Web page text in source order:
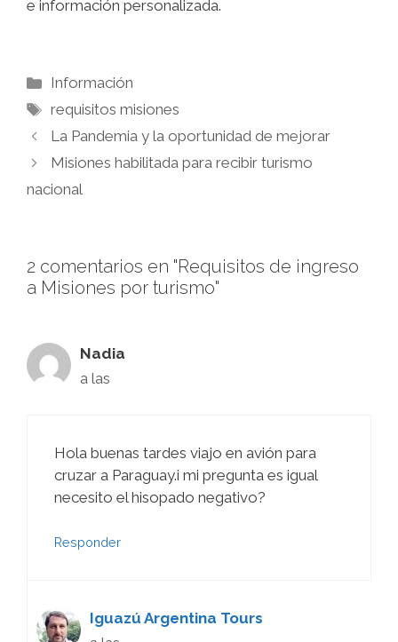
e información personalizada.
Información
requisitos misiones
La Pandemia y la oportunidad de mejorar
Misiones habilitada para recibir turismo
nacional
2 comentarios en "Requisitos de ingreso
a Misiones por turismo"
Nadia
a las
Hola buenas tardes viajo en avión para
cruzar a Paraguay.i mi pregunta es igual
necesito el hisopado negativo?
Responder
Iguazú Argentina Tours